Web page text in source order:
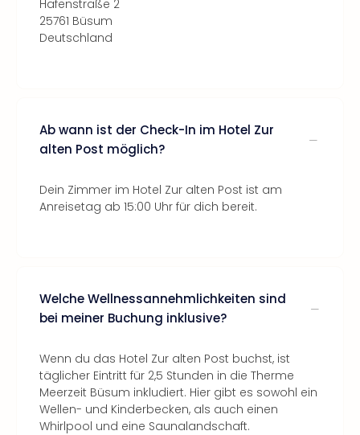
Hafenstraße 2
25761 Büsum
Deutschland
Ab wann ist der Check-In im Hotel Zur
alten Post möglich?
Dein Zimmer im Hotel Zur alten Post ist am
Anreisetag ab 15:00 Uhr für dich bereit.
Welche Wellnessannehmlichkeiten sind
bei meiner Buchung inklusive?
Wenn du das Hotel Zur alten Post buchst, ist
täglicher Eintritt für 2,5 Stunden in die Therme
Meerzeit Büsum inkludiert. Hier gibt es sowohl ein
Wellen- und Kinderbecken, als auch einen
Whirlpool und eine Saunalandschaft.